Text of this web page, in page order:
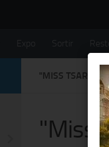
Expo Sortir
"MISS TSARINE
"Miss